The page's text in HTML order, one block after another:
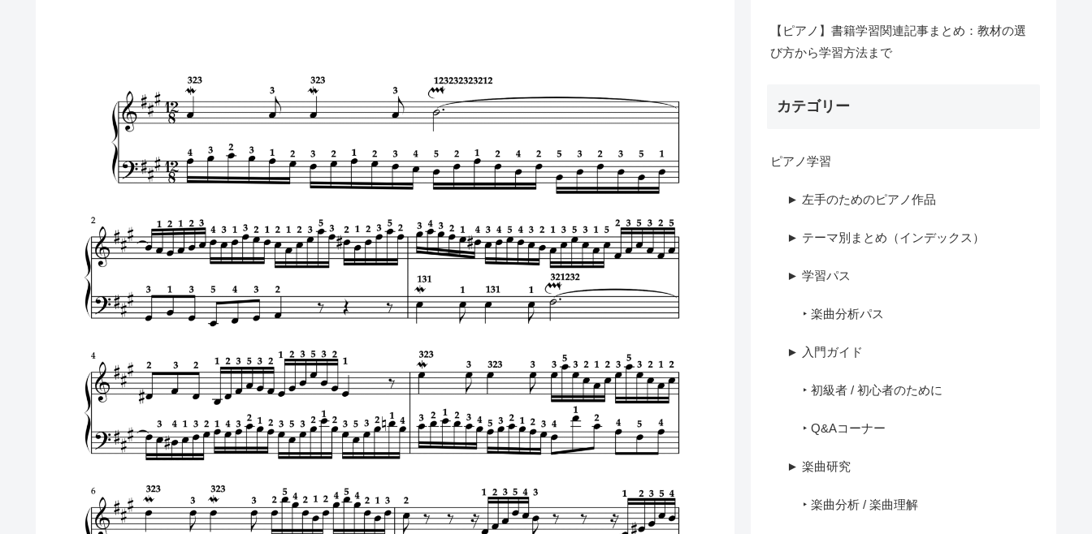
【ピアノ】書籍学習関連記事まとめ：教材の選
び方から学習方法まで
カテゴリー
ピアノ学習
► 左手のためのピアノ作品
► テーマ別まとめ（インデックス）
► 学習パス
‣ 楽曲分析パス
► 入門ガイド
‣ 初級者 / 初心者のために
‣ Q&Aコーナー
► 楽曲研究
‣ 楽曲分析 / 楽曲理解